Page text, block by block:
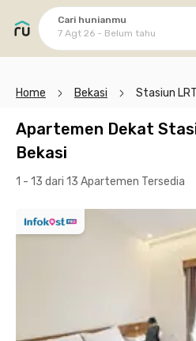
Cari hunianmu
7 Agt 26 - Belum tahu
Home Bekasi Stasiun
Apartemen Dekat
Bekasi
1 - 13 dari 13 Apartemen Tersedia